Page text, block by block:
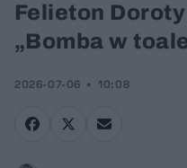
Felieton
„Bomba w
2026-07-06 10:08